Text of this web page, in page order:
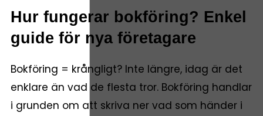
Hur fungerar bokföring? Enkel
guide för nya företagare
Bokföring = krångligt? Inte längre, idag är det
enklare än vad de flesta tror. Bokföring handlar
i grunden om att skriva ner vad som händer i